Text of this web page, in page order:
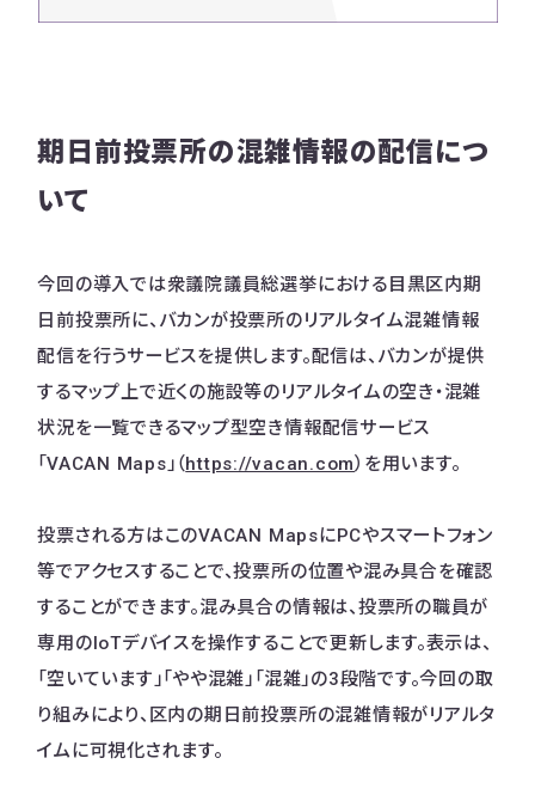
期日前投票所の混雑情報の配信につ
いて
今回の導入では衆議院議員総選挙における目黒区内期
日前投票所に、バカンが投票所のリアルタイム混雑情報
配信を行うサービスを提供します。配信は、バカンが提供
するマップ上で近くの施設等のリアルタイムの空き・混雑
状況を一覧できるマップ型空き情報配信サービス
「VACAN Maps」（https://vacan.com）を用います。
投票される方はこのVACAN MapsにPCやスマートフォン
等でアクセスすることで、投票所の位置や混み具合を確認
することができます。​混み具合の情報は、投票所の職員が
専用のIoTデバイスを操作することで更新します。表示は、
「空いています」「やや混雑」「混雑」の3段階です。今回の取
り組みにより、区内の期日前投票所の混雑情報がリアルタ
イムに可視化されます。